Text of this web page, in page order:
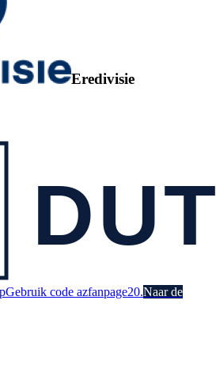
Eredivisie
Gebruik code azfanpage20.Naar de